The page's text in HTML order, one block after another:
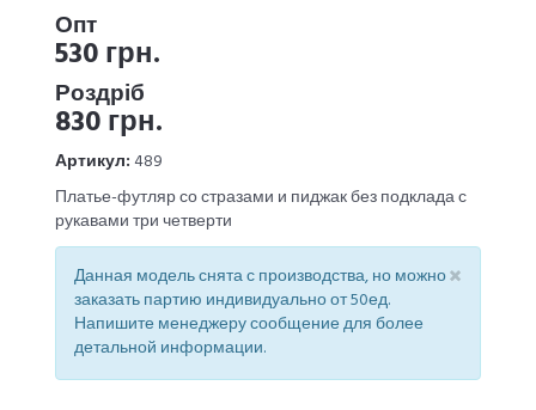
Опт
530 грн.
Роздріб
830 грн.
Артикул:489
Платье-футляр со стразами и пиджак без подклада с
рукавами три четверти
×
Данная модель снята с производства, но можно
заказать партию индивидуально от 50ед.
Напишите менеджеру сообщение для более
детальной информации.